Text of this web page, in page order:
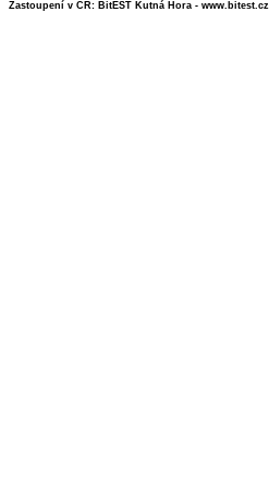
Zastoupení v ČR: BitEST Kutná Hora - www.bitest.cz